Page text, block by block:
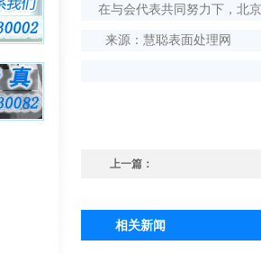
在与会代表共同努力下，北京
来源：慧聪表面处理网
上一篇：
相关新闻